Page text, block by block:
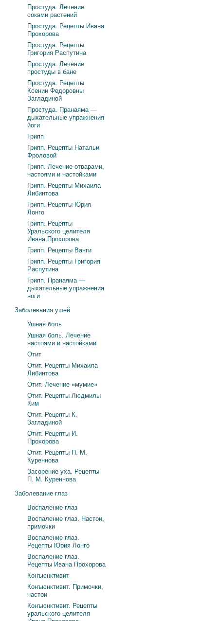
Простуда. Лечение
соками растений
Простуда. Рецепты Ивана
Прохорова
Простуда. Рецепты
Григория Распутина
Простуда. Лечение
простуды в бане
Простуда. Рецепты
Ксении Федоровны
Загладиной
Простуда. Пранаяма —
дыхательные упражнения
йоги
Грипп
Грипп. Рецепты Натальи
Фроловой
Грипп. Лечение отварами,
настоями и настойками
Грипп. Рецепты Михаила
Либинтова
Грипп. Рецепты Юрия
Лонго
Грипп. Рецепты
Уральского целителя
Ивана Прохорова
Грипп. Рецепты Ванги
Грипп. Рецепты Григория
Распутина
Грипп. Пранаяма —
дыхательные упражнения
ноги
Заболевания ушей
Ушная боль
Ушная боль. Лечение
настоями и настойками
Отит
Отит. Рецепты Михаила
Либинтова
Отит. Лечение «мумие»
Отит. Рецепты Людмилы
Ким
Отит. Рецепты К.
Загладиной
Отит. Рецепты И.
Прохорова
Отит. Рецепты П. М.
Куреннова
Засорение уха. Рецепты
П. М. Куреннова
Заболевание глаз
Воспаление глаз
Воспаление глаз. Настои,
примочки
Воспаление глаз.
Рецепты Юрия Лонго
Воспаление глаз.
Рецепты Ивана Прохорова
Конъюнктивит
Конъюнктивит. Примочки,
настои
Конъюнктивит. Рецепты
уральского целителя